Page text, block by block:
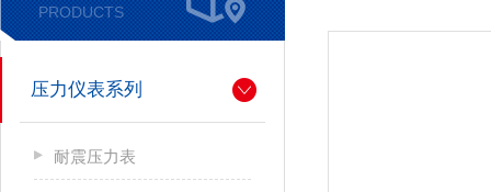
PRODUCTS
压力仪表系列
耐震压力表